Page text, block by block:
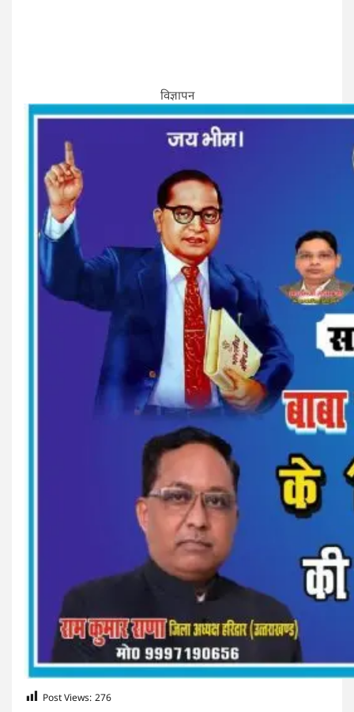
विज्ञापन
Post Views: 276